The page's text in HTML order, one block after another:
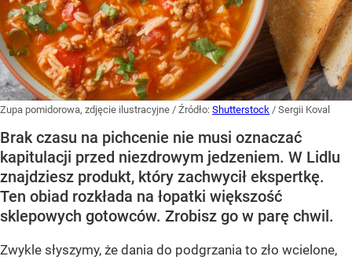
Zupa pomidorowa, zdjęcie ilustracyjne / Źródło: Shutterstock / Sergii Koval
Brak czasu na pichcenie nie musi oznaczać
kapitulacji przed niezdrowym jedzeniem. W Lidlu
znajdziesz produkt, który zachwycił ekspertkę.
Ten obiad rozkłada na łopatki większość
sklepowych gotowców. Zrobisz go w parę chwil.
Zwykle słyszymy, że dania do podgrzania to zło wcielone,